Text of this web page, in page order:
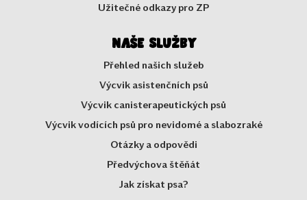
Užitečné odkazy pro ZP
Naše služby
Přehled našich služeb
Výcvik asistenčních psů
Výcvik canisterapeutických psů
Výcvik vodících psů pro nevidomé a slabozraké
Otázky a odpovědi
Předvýchova štěňát
Jak získat psa?